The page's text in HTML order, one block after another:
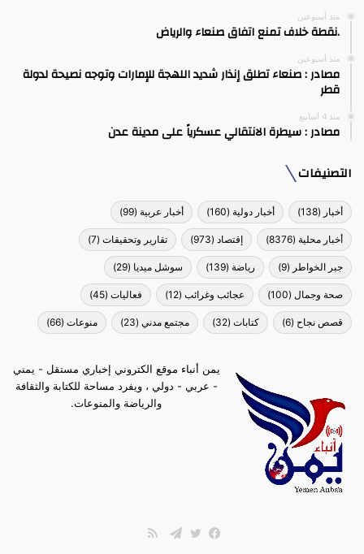
منذ أسبوعين
.نقطة خلاف تمنع اتفاق صنعاء والرياض
منذ أسبوعين
مصادر : صنعاء تطلق إنذار شديد اللهجة للإمارات وتوجه نصيحة لدولة
قطر
منذ 4 أسابيع
مصادر : سيطرة الانتقالي عسكرياً على مدينة عدن
التصنيفات
أخبار (138) أخبار دولية (160) أخبار عربية (99)
أخبار محلية (8376) إقتصاد (973) تقارير وتحقيقات (7)
جبر الخواطر (9) رياضة (139) سوشل ميديا (29)
صحة وجمال (100) عجائب وغرائب (12) فعاليات (45)
قصص نجاح (6) كتابات (32) مجتمع مدني (23) منوعات (66)
يمن أنباء موقع الكتروني إخباري مستقل - يمني
- عربي - دولي ، ويفرد مساحة للكتابة والثقافة
والرياضة والمنوعات.